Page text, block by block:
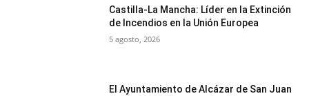
Castilla-La Mancha: Líder en la Extinción
de Incendios en la Unión Europea
5 agosto, 2026
El Ayuntamiento de Alcázar de San Juan